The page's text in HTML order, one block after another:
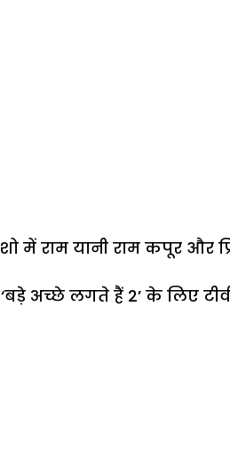
यानी राम कपूर और
अच्छे लगते हैं 2’ के लिए